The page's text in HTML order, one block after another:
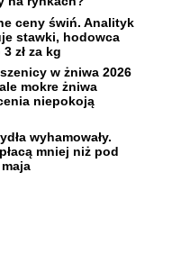
ceny świń. Analityk
stawki, hodowca
zł za kg
w żniwa 2026
mokre żniwa
niepokoją
wyhamowały.
mniej niż pod